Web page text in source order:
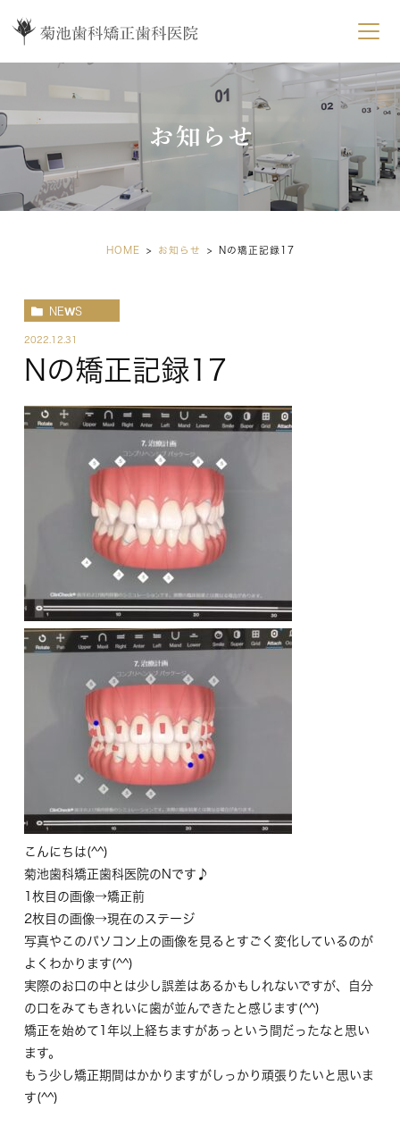
お知らせ
HOME お知らせ Nの矯正記録17
NEWS
2022.12.31
Nの矯正記録17
こんにちは(^^)
菊池歯科矯正歯科医院のNです♪
1枚目の画像→矯正前
2枚目の画像→現在のステージ
写真やこのパソコン上の画像を見るとすごく変化しているのが
よくわかります(^^)
実際のお口の中とは少し誤差はあるかもしれないですが、自分
の口をみてもきれいに歯が並んできたと感じます(^^)
矯正を始めて1年以上経ちますがあっという間だったなと思い
ます。
もう少し矯正期間はかかりますがしっかり頑張りたいと思いま
す(^^)